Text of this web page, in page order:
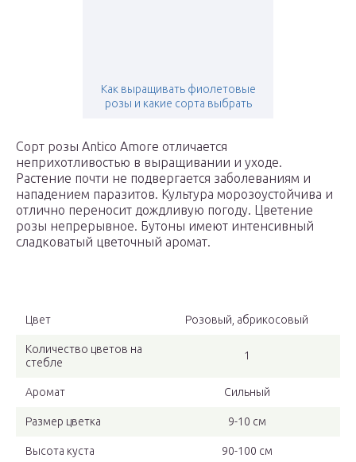
Как выращивать фиолетовые
розы и какие сорта выбрать
Сорт розы Antico Amore отличается
неприхотливостью в выращивании и уходе.
Растение почти не подвергается заболеваниям и
нападением паразитов. Культура морозоустойчива и
отлично переносит дождливую погоду. Цветение
розы непрерывное. Бутоны имеют интенсивный
сладковатый цветочный аромат.
Цвет Розовый, абрикосовый
Количество цветов на
стебле
1
Аромат Сильный
Размер цветка 9-10 см
Высота куста 90-100 см